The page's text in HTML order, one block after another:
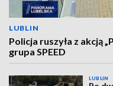
LUBLIN
Policja ruszyła z akcją
grupa SPEED
LUBLIN